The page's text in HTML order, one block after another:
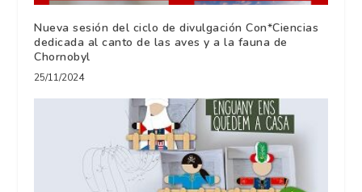
Nueva sesión del ciclo de divulgación Con*Ciencias
dedicada al canto de las aves y a la fauna de
Chornobyl
25/11/2024